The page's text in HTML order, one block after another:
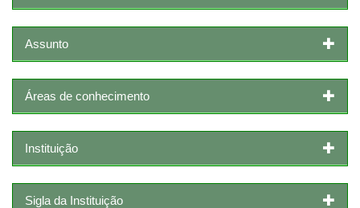
Assunto
Áreas de conhecimento
Instituição
Sigla da Instituição